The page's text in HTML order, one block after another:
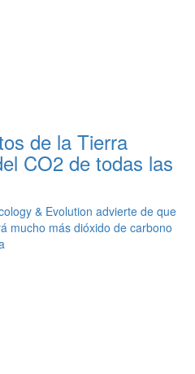
de la Tierra
CO2 de todas las
& Evolution advierte de que
mucho más dióxido de carbono